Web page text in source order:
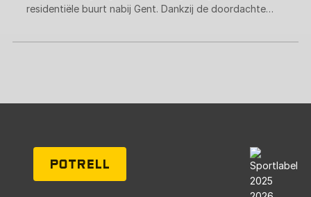
residentiële buurt nabij Gent. Dankzij de doordachte
optimaal wooncomfort met vlotte bereikbaarheid.